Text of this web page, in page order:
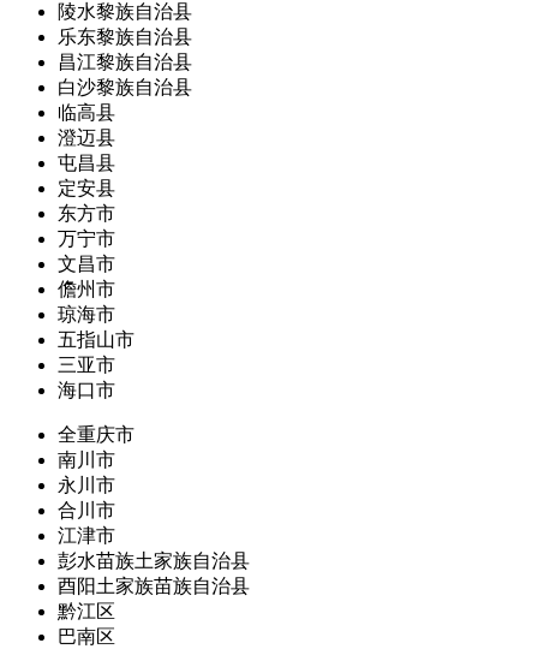
陵水黎族自治县
乐东黎族自治县
昌江黎族自治县
白沙黎族自治县
临高县
澄迈县
屯昌县
定安县
东方市
万宁市
文昌市
儋州市
琼海市
五指山市
三亚市
海口市
全重庆市
南川市
永川市
合川市
江津市
彭水苗族土家族自治县
酉阳土家族苗族自治县
黔江区
巴南区